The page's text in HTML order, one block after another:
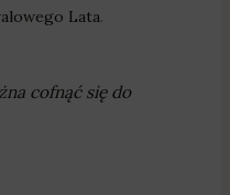
Lata.
cofnąć się do